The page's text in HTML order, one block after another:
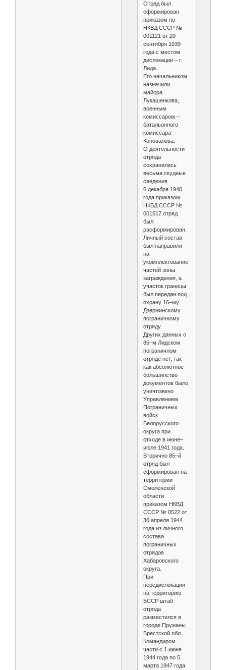
Отряд был
сформирован
приказом по
НКВД СССР №
001121 от 20
сентября 1939
года с местом
дислокации – г.
Лида.
Его начальником
назначили
майора
Лукашенкова,
военным
комиссаром –
батальонного
комиссара
Коновалова.
О деятельности
отряда
сохранились
весьма скудные
сведения.
6 декабря 1940
года приказом
НКВД СССР №
001517 отряд
был
расформирован.
Личный состав
был направили
на
укомплектование
частей зоны
заграждения, а
участок границы
был передан под
охрану 16–му
Дзержинскому
пограничному
отряду.
Других данных о
85–м Лидском
пограничном
отряде нет, так
как абсолютное
большинство
документов было
уничтожено
Управлением
Пограничных
войск
Белорусского
округа при
отходе в июне–
июле 1941 года.
Вторично 85–й
отряд был
сформирован на
территории
Смоленской
области
приказом НКВД
СССР № 0522 от
30 апреля 1944
года из личного
состава
пограничных
отрядов
Хабаровского
округа.
При
передислокации
на территорию
БССР штаб
отряда
разместился в
городе Пружаны
Брестской обл.
Командиром
части с 1 июня
1944 года по 5
марта 1947 года